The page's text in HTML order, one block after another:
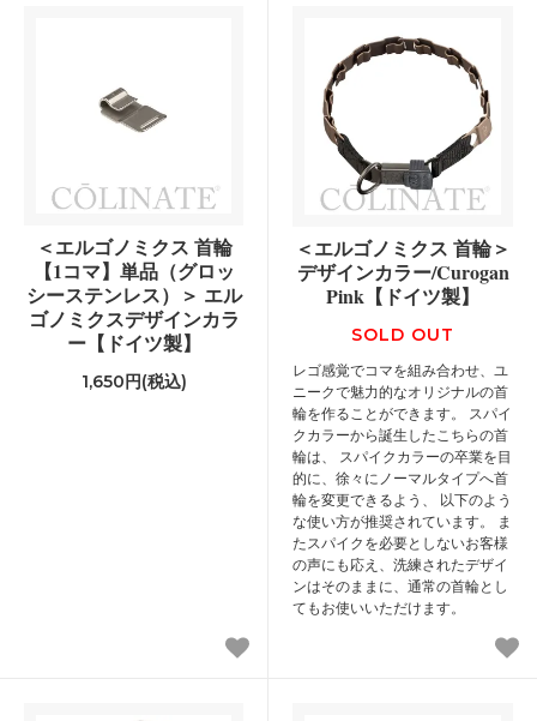
＜エルゴノミクス 首輪
【1コマ】単品（グロッ
シーステンレス）＞ エル
ゴノミクスデザインカラ
ー【ドイツ製】
1,650円(税込)
＜エルゴノミクス 首輪＞
デザインカラー/Curogan
Pink【ドイツ製】
SOLD OUT
レゴ感覚でコマを組み合わせ、ユ
ニークで魅力的なオリジナルの首
輪を作ることができます。 スパイ
クカラーから誕生したこちらの首
輪は、 スパイクカラーの卒業を目
的に、徐々にノーマルタイプへ首
輪を変更できるよう、 以下のよう
な使い方が推奨されています。 ま
たスパイクを必要としないお客様
の声にも応え、洗練されたデザイ
ンはそのままに、通常の首輪とし
てもお使いいただけます。